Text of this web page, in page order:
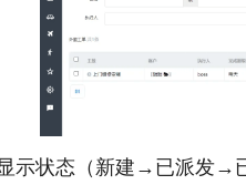
示状态（新建→已派发→